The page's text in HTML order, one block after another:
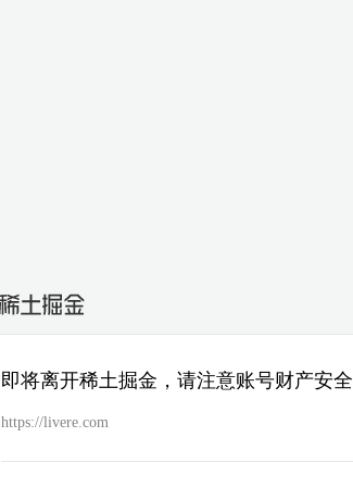
即将离开稀土掘金，请注意账号财产安全
https://livere.com